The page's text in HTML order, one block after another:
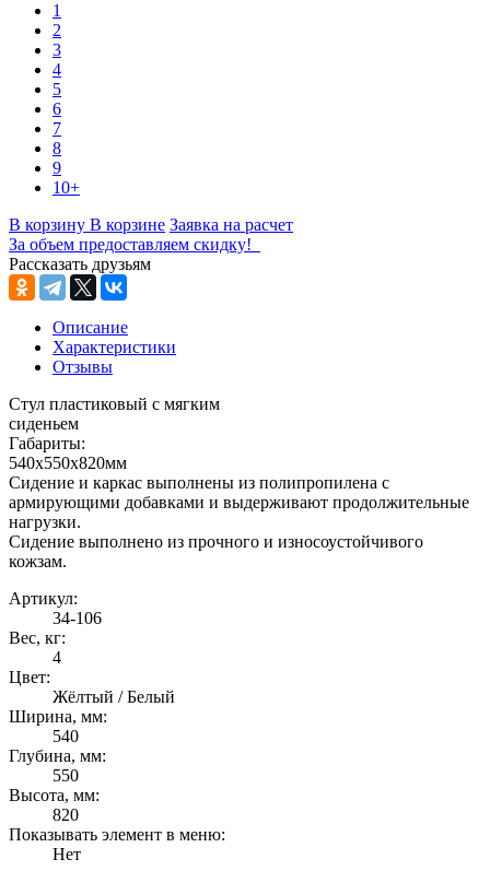
1
2
3
4
5
6
7
8
9
10+
В корзину В корзине Заявка на расчет
За объем предоставляем скидку!
Рассказать друзьям
Описание
Характеристики
Отзывы
Стул пластиковый с мягким
сиденьем
Габариты:
Сидение и каркас выполнены из полипропилена с
армирующими добавками и выдерживают продолжительные
нагрузки.
Сидение выполнено из прочного и износоустойчивого
кожзам.
Артикул:
34-106
Вес, кг:
4
Цвет:
Жёлтый / Белый
Ширина, мм:
540
Глубина, мм:
550
Высота, мм:
820
Показывать элемент в меню:
Нет